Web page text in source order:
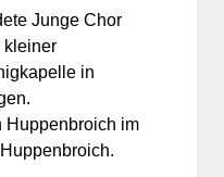
Junge Chor
kleiner
in
Huppenbroich im